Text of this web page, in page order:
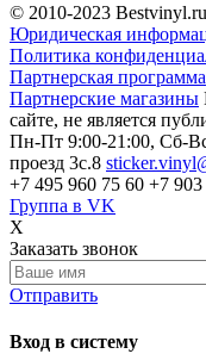
© 2010-2023 Bestvinyl.ru
Юридическая
Политика
Партнерская программа
Партнерские магазины
сайте, не является
Пн-Пт 9:00-21:00, Сб-
проезд 3с.8
+7 495 960 75 60 +7
Группа в VK
X
Заказать звонок
Отправить
Вход в систему